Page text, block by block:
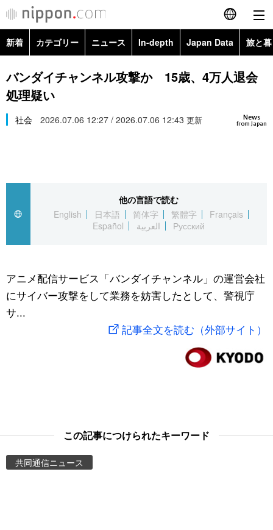
English
简体字
Русский
カテゴリー
経済・ビジネス
国際
文化
トップ
アーカイブ
In-depth
Japan Data
動画/Live
People
新着 カテゴリー ニュース In-depth Japan Data 旅と
政治・外交
経済・ビジネス
スポーツ・東京2020
Topics
バンダイチャンネル攻撃か 15歳、4万人退会
処理疑い
News
from Japan
社会 2026.07.06 12:27 / 2026.07.06 12:43 更新
他の言語で読む
English
日本語 简体字 繁體字
Français
Español
العربية Русский
アニメ配信サービス「バンダイチャンネル」の運営会社
にサイバー攻撃をして業務を妨害したとして、警視庁
サ...
記事全文を読む（外部サイト）
この記事につけられたキーワード
共同通信ニュース